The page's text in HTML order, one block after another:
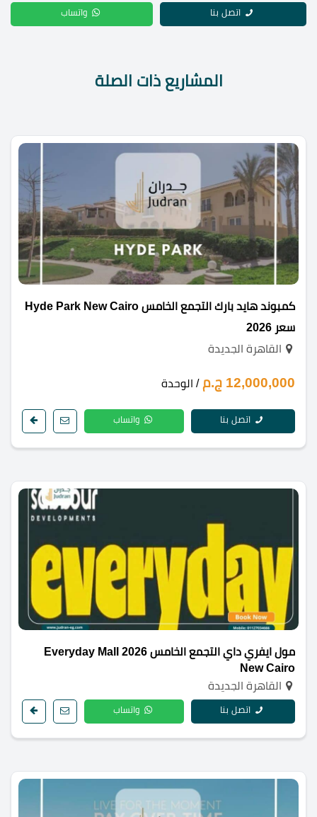
اتصل بنا واتساب
المشاريع ذات الصلة
كمبوند هايد بارك التجمع الخامس Hyde Park New Cairo
سعر 2026
القاهرة الجديدة
12,000,000 ج.م / الوحدة
اتصل بنا واتساب
مول ايفري داي التجمع الخامس 2026 Everyday Mall
New Cairo
القاهرة الجديدة
اتصل بنا واتساب